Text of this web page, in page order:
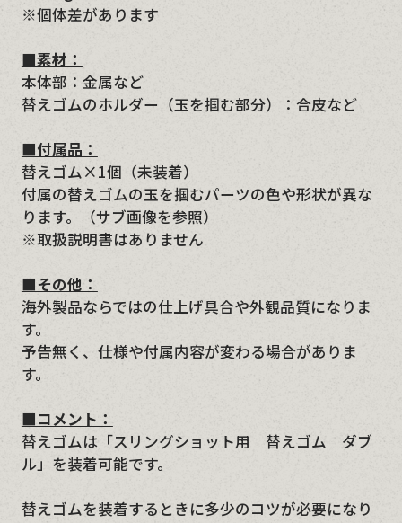
※個体差があります
■素材：
本体部：金属など
替えゴムのホルダー（玉を掴む部分）：合皮など
■付属品：
替えゴム×1個（未装着）
付属の替えゴムの玉を掴むパーツの色や形状が異な
ります。（サブ画像を参照）
※取扱説明書はありません
■その他：
海外製品ならではの仕上げ具合や外観品質になりま
す。
予告無く、仕様や付属内容が変わる場合がありま
す。
■コメント：
替えゴムは「スリングショット用 替えゴム ダブ
ル」を装着可能です。
替えゴムを装着するときに多少のコツが必要になり